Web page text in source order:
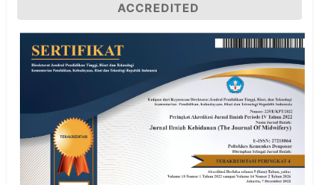
ACCREDITED